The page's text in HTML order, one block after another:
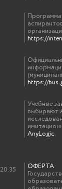
https://
https://
Учебные
выбирают
AnyLogic
ОФЕРТА